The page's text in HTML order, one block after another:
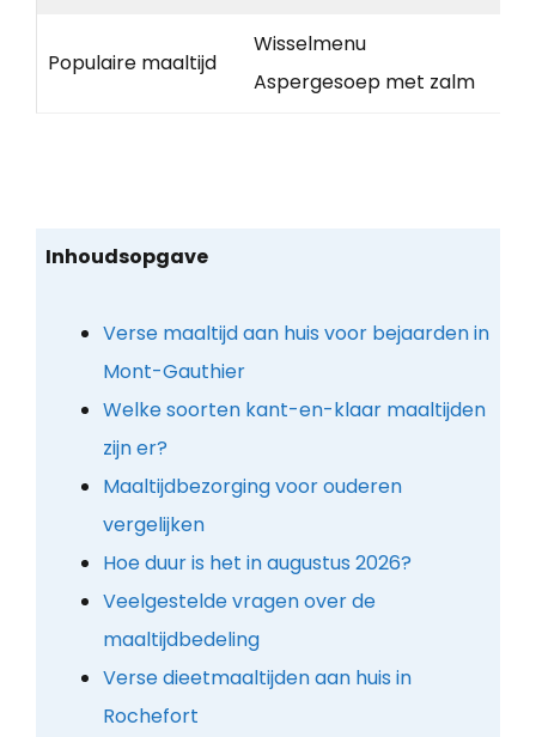
Populaire maaltijd
Wisselmenu
Aspergesoep met zalm
Inhoudsopgave
Verse maaltijd aan huis voor bejaarden in
Mont-Gauthier
Welke soorten kant-en-klaar maaltijden
zijn er?
Maaltijdbezorging voor ouderen
vergelijken
Hoe duur is het in augustus 2026?
Veelgestelde vragen over de
maaltijdbedeling
Verse dieetmaaltijden aan huis in
Rochefort